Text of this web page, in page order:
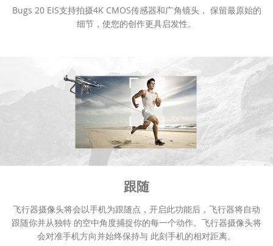
Bugs 20 EIS支持拍摄4K CMOS传感器和广角镜头， 保留最原始的
细节，使您的创作更具启发性。
跟随
飞行器摄像头将会以手机为跟随点，开启此功能后，飞行器将自动
跟随你并从独特 的空中角度捕捉你的每一个动作。飞行器摄像头将
会对准手机方向并始终保持与 此刻手机的相对距离。